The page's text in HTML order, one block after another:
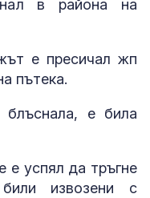
в района на
е пресичал жп
пътека.
блъснала, е била
е успял да тръгне
извозени с